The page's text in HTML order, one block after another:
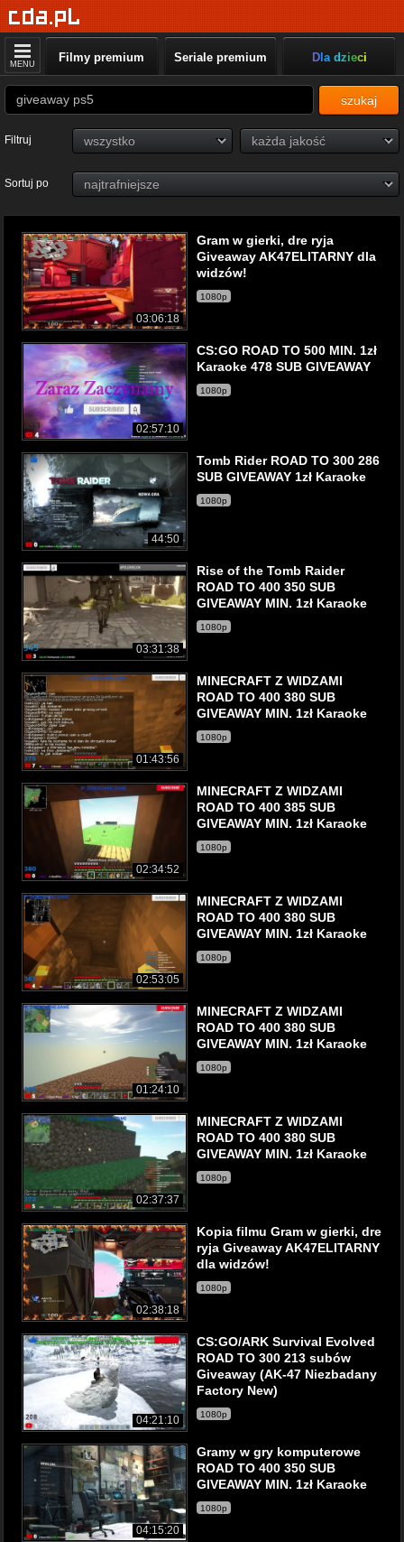
MENU Filmy premium Seriale premium Dla dzieci
szukaj
Filtruj
Sortuj po
03:06:18
Gram w gierki, dre ryja
Giveaway AK47ELITARNY dla
widzów!
1080p
02:57:10
CS:GO ROAD TO 500 MIN. 1zł
Karaoke 478 SUB GIVEAWAY
1080p
44:50
Tomb Rider ROAD TO 300 286
SUB GIVEAWAY 1zł Karaoke
1080p
03:31:38
Rise of the Tomb Raider
ROAD TO 400 350 SUB
GIVEAWAY MIN. 1zł Karaoke
1080p
01:43:56
MINECRAFT Z WIDZAMI
ROAD TO 400 380 SUB
GIVEAWAY MIN. 1zł Karaoke
1080p
02:34:52
MINECRAFT Z WIDZAMI
ROAD TO 400 385 SUB
GIVEAWAY MIN. 1zł Karaoke
1080p
02:53:05
MINECRAFT Z WIDZAMI
ROAD TO 400 380 SUB
GIVEAWAY MIN. 1zł Karaoke
1080p
01:24:10
MINECRAFT Z WIDZAMI
ROAD TO 400 380 SUB
GIVEAWAY MIN. 1zł Karaoke
1080p
02:37:37
MINECRAFT Z WIDZAMI
ROAD TO 400 380 SUB
GIVEAWAY MIN. 1zł Karaoke
1080p
02:38:18
Kopia filmu Gram w gierki, dre
ryja Giveaway AK47ELITARNY
dla widzów!
1080p
04:21:10
CS:GO/ARK Survival Evolved
ROAD TO 300 213 subów
Giveaway (AK-47 Niezbadany
Factory New)
1080p
04:15:20
Gramy w gry komputerowe
ROAD TO 400 350 SUB
GIVEAWAY MIN. 1zł Karaoke
1080p